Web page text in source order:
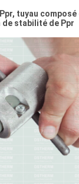
tuyau
de stabilité de Ppr